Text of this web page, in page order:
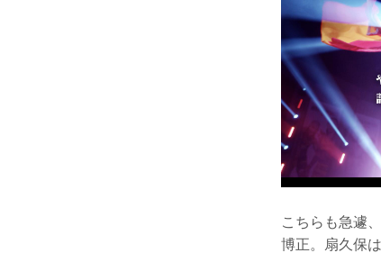
こちらも急遽
博正。扇久保